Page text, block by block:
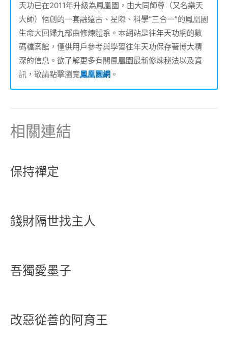
天功已在2011年升級為鳳凰園，由大同師尊（又名樂天
大師）悟創的一套融遠古、星際、科學“三合一”的鳳凰園
生命大回歸九部曲修煉體系。本網站是往年天功網的數
碼檔案館，僅供用戶參考與學習往年天功保存著博大精
深的信息。欲了解更多有關鳳凰園最新修煉秘法以及資
訊，敬請點擊瀏覽鳳凰園網 。
相關連結
保持禪定
錢財隔世找主人
吾獨愛墨子
改惡從善的阿育王